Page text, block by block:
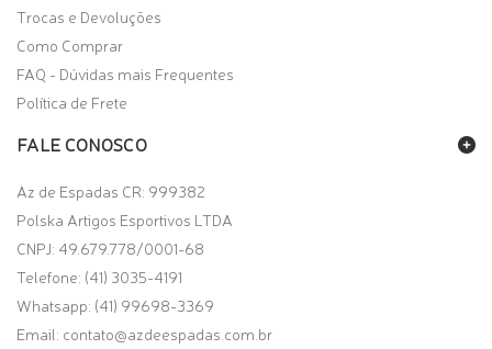
Trocas e Devoluções
Como Comprar
FAQ - Dúvidas mais Frequentes
Política de Frete
FALE CONOSCO
Az de Espadas CR: 999382
Polska Artigos Esportivos LTDA
CNPJ: 49.679.778/0001-68
Telefone: (41) 3035-4191
Whatsapp: (41) 99698-3369
Email: contato@azdeespadas.com.br